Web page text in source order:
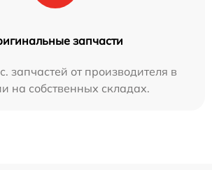
запчасти
запчастей от производителя в
на собственных складах.